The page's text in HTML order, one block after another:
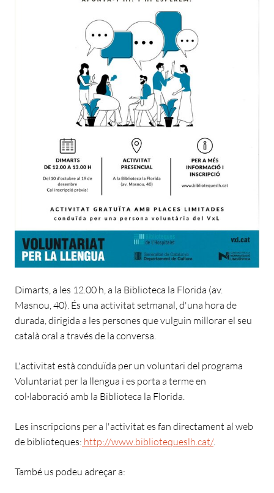
Dimarts, a les 12.00 h, a la Biblioteca la Florida (av.
Masnou, 40). És una activitat setmanal, d'una hora de
durada, dirigida a les persones que vulguin millorar el seu
català oral a través de la conversa.
L'activitat està conduïda per un voluntari del programa
Voluntariat per la llengua i es porta a terme en
col·laboració amb la Biblioteca la Florida.
Les inscripcions per a l'activitat es fan directament al web
de biblioteques: http://www.bibliotequeslh.cat/.
També us podeu adreçar a: